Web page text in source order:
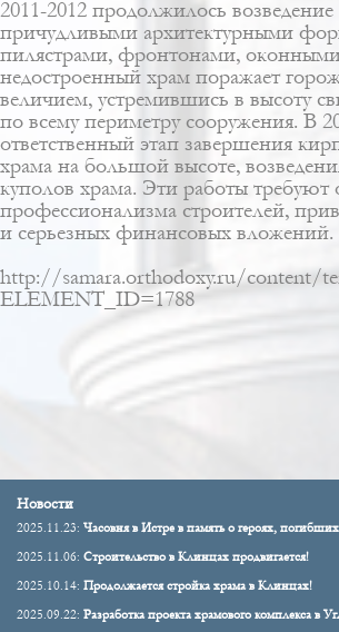
2011-2012 продолжилось возведение
причудливыми архитектурными
пилястрами, фронтонами,
недостроенный храм поражает
величием, устремившись в высоту
по всему периметру сооружения. В
ответственный этап завершения
храма на большой высоте,
куполов храма. Эти работы требуют
профессионализма строителей,
и серьезных финансовых вложений.
http://samara.orthodoxy.ru/content/
ELEMENT_ID=1788
Новости
2025.11.23: Часовня в Истре в память о героях,
2025.11.06: Строительство в Клинцах продвигается!
2025.10.14: Продолжается стройка храма в Клинцах!
2025.09.22: Разработка проекта храмового комплекса в